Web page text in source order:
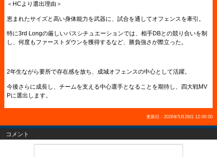
＜HCより選出理由＞
恵まれたサイズと高い身体能力を武器に、試合を通してオフェンスを牽引。
特に3rd Longの厳しいパスシチュエーションでは、相手DBとの競り合いを制
し、何度もファーストダウンを獲得するなど、勝負強さが際立った。
2年生ながら要所で存在感を放ち、成城オフェンスの中心として活躍。
今後さらに成長し、チームを支える中心選手となることを期待し、四大戦MV
Pに選出します。
更新日：2026年5月29日 12:00:00
コメント